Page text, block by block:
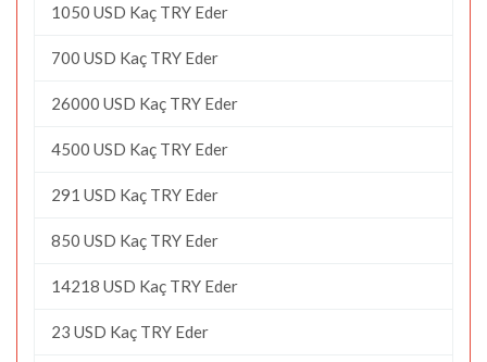
1050 USD Kaç TRY Eder
700 USD Kaç TRY Eder
26000 USD Kaç TRY Eder
4500 USD Kaç TRY Eder
291 USD Kaç TRY Eder
850 USD Kaç TRY Eder
14218 USD Kaç TRY Eder
23 USD Kaç TRY Eder